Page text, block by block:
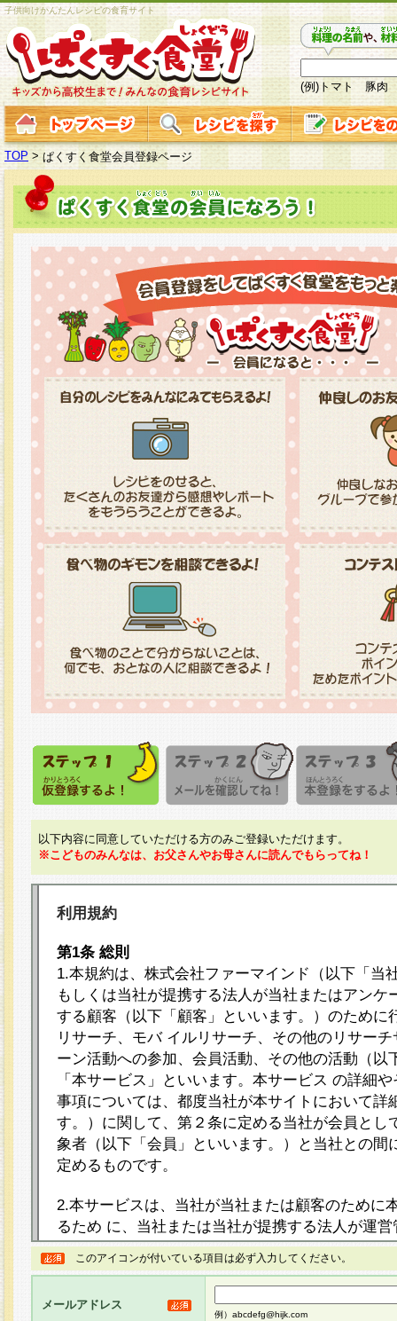
子供向けかんたんレシピの食育サイト
(例)トマト 豚肉
TOP > ぱくすく食堂会員登録ページ
以下内容に同意していただける方のみご登録いただけます。
※こどものみんなは、お父さんやお母さんに読んでもらってね！
利用規約
第1条 総則
1.本規約は、株式会社ファーマインド（以下「当
もしくは当社が提携する法人が当社またはアンケ
する顧客（以下「顧客」といいます。）のために
リサーチ、モバ イルリサーチ、その他のリサー
ーン活動への参加、会員活動、その他の活動（以
「本サービス」といいます。本サービス の詳細
事項については、都度当社が本サイトにおいて詳
す。）に関して、第２条に定める当社が会員とし
象者（以下「会員」といいます。）と当社との間
定めるものです。
2.本サービスは、当社が当社または顧客のために
るため に、当社または当社が提携する法人が運
ト（以下「本サイト」といいます。）上に本サー
ージを設け、会員がアンケー ト調査に回答する
し、その結果を当社が集計・分析その他の利用を
るものです。なお、本サービスは、それぞれの目
このアイコンが付いている項目は必ず入力してください。
メールアドレス
例）abcdefg@hijk.com